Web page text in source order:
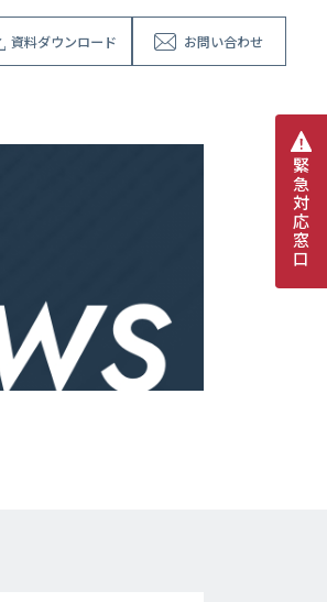
資料ダウンロード お問い合わせ
緊
急
対
応
窓
口